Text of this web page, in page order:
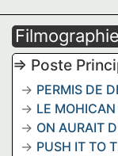
Filmographie
=> Poste
PERMIS DE
LE MOHICAN
ON AURAIT
PUSH IT TO